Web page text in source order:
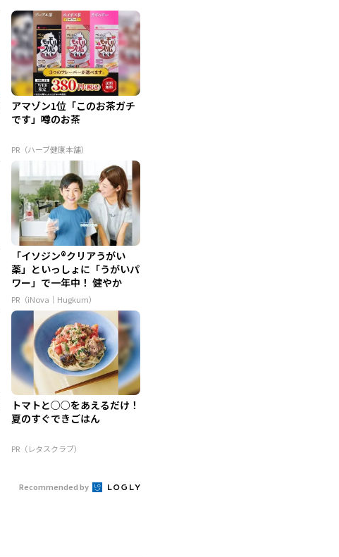
アマゾン1位「このお茶ガチ
です」噂のお茶
PR（ハーブ健康本舗）
「イソジン®クリアうがい
薬」といっしょに「うがいパ
ワー」で一年中！ 健やか
PR（iNova｜Hugkum）
トマトと○○をあえるだけ！
夏のすぐできごはん
PR（レタスクラブ）
Recommended by